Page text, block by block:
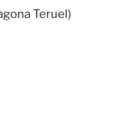
Teruel)